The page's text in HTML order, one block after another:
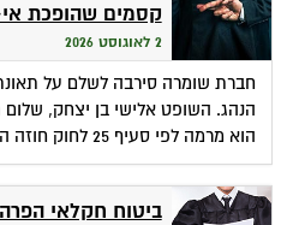
קסמים שהופכת
2 לאוגוסט 2026
חברת שומרה סירבה לשלם על
הנהג. השופט אלישי בן יצחק,
הוא מרמה לפי סעיף 25 לחוק חוזה הביטוח.
ביטוח חקלאי